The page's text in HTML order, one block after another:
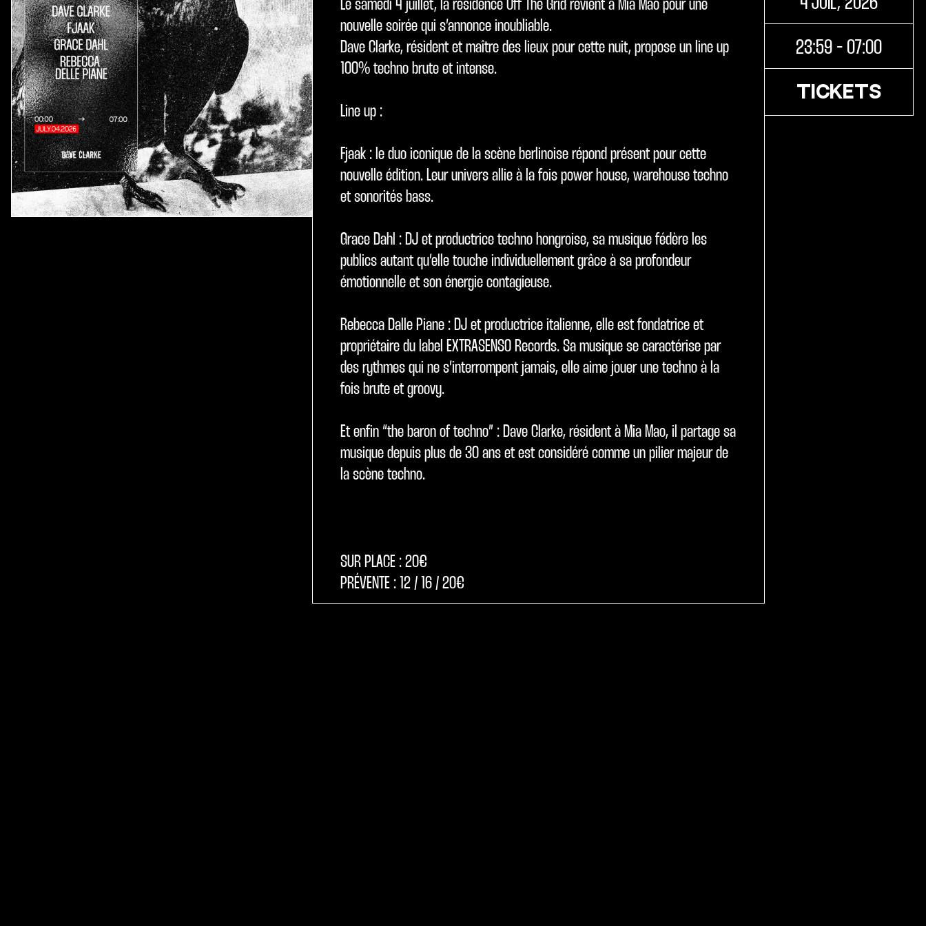
Le samedi 4 juillet, la résidence Off The Grid revient à Mia Mao pour une
nouvelle soirée qui s’annonce inoubliable.
Dave Clarke, résident et maître des lieux pour cette nuit, propose un line up
100% techno brute et intense.
Line up :
Fjaak : le duo iconique de la scène berlinoise répond présent pour cette
nouvelle édition. Leur univers allie à la fois power house, warehouse techno
et sonorités bass.
Grace Dahl : DJ et productrice techno hongroise, sa musique fédère les
publics autant qu’elle touche individuellement grâce à sa profondeur
émotionnelle et son énergie contagieuse.
Rebecca Dalle Piane : DJ et productrice italienne, elle est fondatrice et
propriétaire du label EXTRASENSO Records. Sa musique se caractérise par
des rythmes qui ne s’interrompent jamais, elle aime jouer une techno à la
fois brute et groovy.
Et enfin “the baron of techno” : Dave Clarke, résident à Mia Mao, il partage sa
musique depuis plus de 30 ans et est considéré comme un pilier majeur de
la scène techno.
SUR PLACE : 20€
PRÉVENTE : 12 / 16 / 20€
23:59 - 07:00
TICKETS